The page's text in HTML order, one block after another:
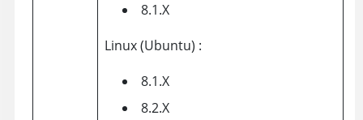
8.1.X
Linux (Ubuntu) :
8.1.X
8.2.X